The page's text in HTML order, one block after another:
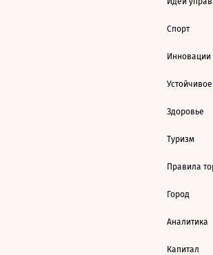
Спорт
Инновации
Здоровье
Туризм
Правила
Город
Аналитика
Капитал